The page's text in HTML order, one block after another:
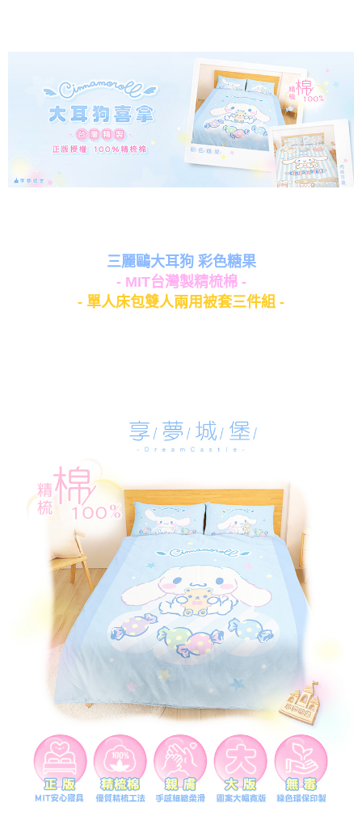
每筆NT$80，滿NT$699(含以上)免運費
三麗鷗大耳狗 彩色糖果
- MIT台灣製精梳棉 -
- 單人床包雙人兩用被套三件組 -